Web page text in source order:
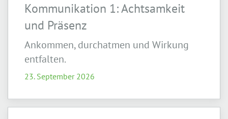
Kommunikation 1: Achtsamkeit
und Präsenz
Ankommen, durchatmen und Wirkung
entfalten.
23. September 2026